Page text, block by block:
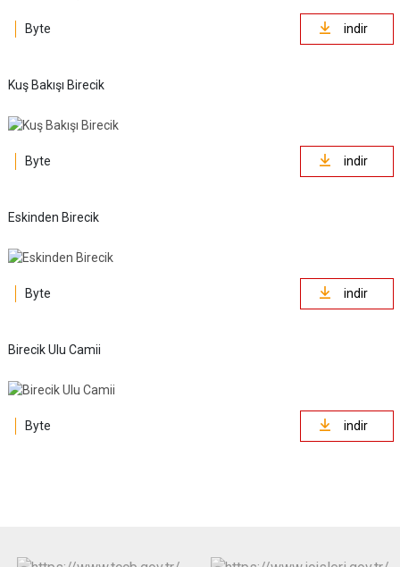
Byte indir
Kuş Bakışı Birecik
Byte indir
Eskinden Birecik
Byte indir
Birecik Ulu Camii
Byte indir